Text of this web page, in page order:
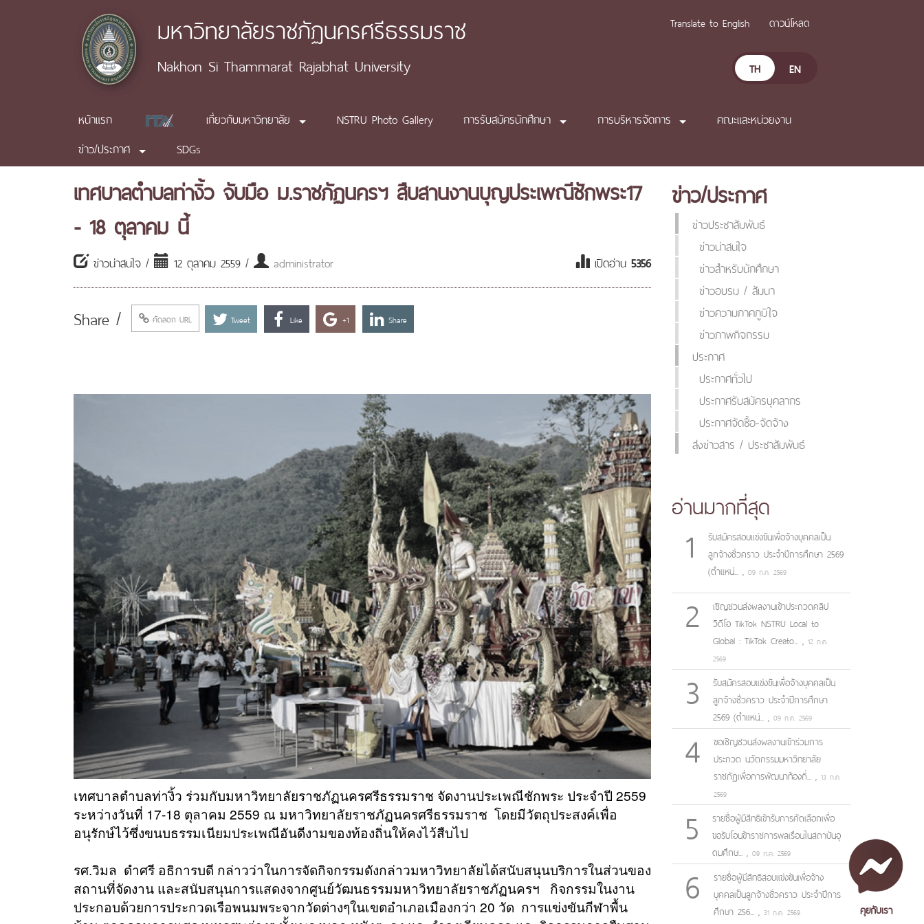
มหาวิทยาลัยราชภัฏนครศรีธรรมราช
Nakhon Si Thammarat Rajabhat University
Translate to English ดาวน์โหลด
TH EN
หน้าแรก เกี่ยวกับมหาวิทยาลัย NSTRU Photo Gallery การรับสมัครนักศึกษา การบริหารจัดการ
คณะและหน่วยงาน
ข่าว/ประกาศ
SDGs
เทศบาลตำบลท่างิ้ว จับมือ ม.ราชภัฏนครฯ สืบสานงานบุญประเพณีชักพระ17
- 18 ตุลาคม นี้
ข่าวน่าสนใจ / 12 ตุลาคม 2559 / administrator เปิดอ่าน 5356
Share / คัดลอก URL Tweet Like +1 Share
เทศบาลตำบลท่างิ้ว ร่วมกับมหาวิทยาลัยราชภัฏนครศรีธรรมราช จัดงานประเพณีชักพระ ประจำปี 2559
ระหว่างวันที่ 17-18 ตุลาคม 2559 ณ มหาวิทยาลัยราชภัฏนครศรีธรรมราช โดยมีวัตถุประสงค์เพื่อ
อนุรักษ์ไว้ซึ่งขนบธรรมเนียมประเพณีอันดีงามของท้องถิ่นให้คงไว้สืบไป
รศ.วิมล ดำศรี อธิการบดี กล่าวว่าในการจัดกิจกรรมดังกล่าวมหาวิทยาลัยได้สนับสนุนบริการในส่วนของ
สถานที่จัดงาน และสนับสนุนการแสดงจากศูนย์วัฒนธรรมมหาวิทยาลัยราชภัฏนครฯ กิจกรรมในงาน
ประกอบด้วยการประกวดเรือพนมพระจากวัดต่างๆในเขตอำเภอเมืองกว่า 20 วัด การแข่งขันกีฬาพื้น
ข่าว/ประกาศ
ข่าวประชาสัมพันธ์
ข่าวน่าสนใจ
ข่าวสำหรับนักศึกษา
ข่าวอบรม / สัมนา
ข่าวความภาคภูมิใจ
ข่าวภาพกิจกรรม
ประกาศ
ประกาศทั่วไป
ประกาศรับสมัครบุคลากร
ประกาศจัดซื้อ-จัดจ้าง
ส่งข่าวสาร / ประชาสัมพันธ์
อ่านมากที่สุด
1
รับสมัครสอบแข่งขันเพื่อจ้างบุคคลเป็น
ลูกจ้างชั่วคราว ประจำปีการศึกษา 2569
(ตำแหน่... , 09 ก.ค. 2569
2
เชิญชวนส่งผลงานเข้าประกวดคลิป
วิดีโอ TikTok NSTRU Local to
Global : TikTok Creato... , 12 ก.ค.
2569
3
รับสมัครสอบแข่งขันเพื่อจ้างบุคคลเป็น
ลูกจ้างชั่วคราว ประจำปีการศึกษา
2569 (ตำแหน่... , 09 ก.ค. 2569
4
ขอเชิญชวนส่งผลงานเข้าร่วมการ
ประกวด นวัตกรรมมหาวิทยาลัย
ราชภัฏเพื่อการพัฒนาท้องถิ่... , 13 ก.ค.
2569
5
รายชื่อผู้มีสิทธิเข้ารับการคัดเลือกเพื่อ
ขอรับโอนข้าราชการพลเรือนในสถาบันอุ
ดมศึกษ... , 09 ก.ค. 2569
6
รายชื่อผู้มีสิทธิสอบแข่งขันเพื่อจ้าง
บุคคลเป็นลูกจ้างชั่วคราว ประจำปีการ
ศึกษา 256... , 31 ก.ค. 2569 คุยกับเรา